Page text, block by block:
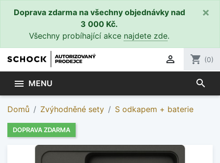
Doprava zdarma na všechny objednávky nad
3 000 Kč.
Všechny probíhající akce najdete zde.
×
 shopping_cart (0)
 MENU search
Domů Zvýhodněné sety S odkapem + baterie
DOPRAVA ZDARMA